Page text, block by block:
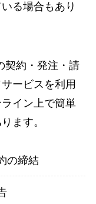
る場合もあり
契約・発注・請
ービスを利用
イン上で簡単
ます。
の締結